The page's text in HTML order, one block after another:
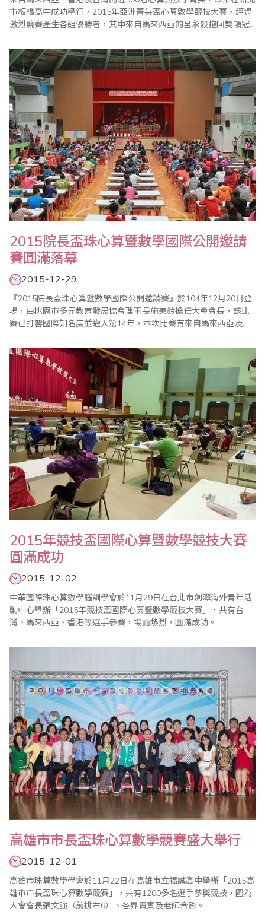
市板橋高中成功舉行，2015年亞洲菁英盃心算數學競技大賽，經過
激烈競賽產生各組優勝者，其中來自馬來西亞的呂永毅抱回雙項冠
會理事長王宗忱主持開幕典禮，他表示，此項賽事主要是為弘揚中
華民國國粹，推廣珠心算教育之普及，並藉由珠算、心算技能結合
小學數學課程而舉辦。 教育..
2015院長盃珠心算暨數學國際公開邀請
賽圓滿落幕
2015-12-29
『2015院長盃珠心算暨數學國際公開邀請賽』於104年12月20日登
場，由桃園市多元教育發展協會理事長施美鈴擔任大會會長，該比
賽已打響國際知名度並邁入第14年，本次比賽有來自馬來西亞及新
前，這是對主辦單位及大會工作人員的最大肯定，藉由比賽增進國
際交流暨親善學術互動，希望選手們能走出台灣，走向世界，邁向
國際化！讓孩子們從小藉著「珠心算暨數學..
2015年競技盃國際心算暨數學競技大賽
圓滿成功
2015-12-02
中華國際珠心算數學腦訓學會於11月29日在台北市劍潭海外青年活
動中心舉辦「2015年競技盃國際心算暨數學競技大賽」，共有台
灣、馬來西亞、香港等選手參賽，場面熱烈，圓滿成功。
高雄市市長盃珠心算數學競賽盛大舉行
2015-12-01
高雄市珠算數學學會於11月22日在高雄市立福誠高中舉辦「2015高
雄市市長盃珠心算數學競賽」，共有1200多名選手參與競技，圖為
大會會長張文強（前排右6）、各界貴賓及老師合影。